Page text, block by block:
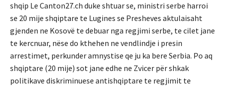
shqip Le Canton27.ch duke shtuar se, ministri serbe harroi
se 20 mije shqiptare te Lugines se Presheves aktulaisaht
gjenden ne Kosovë te debuar nga regjimi serbe, te cilet jane
te kercnuar, nëse do kthehen ne vendlindje i presin
arrestimet, perkunder amnystise qe ju ka bere Serbia. Po aq
shqiptare (20 mije) sot jane edhe ne Zvicer për shkak
politikave diskriminuese antishqiptare te regjimit te